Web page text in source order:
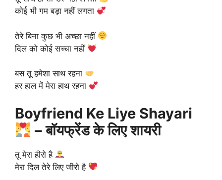
कोई भी गम बड़ा नहीं लगता
तेरे बिना कुछ भी अच्छा नहीं
दिल को कोई सच्चा नहीं
बस तू हमेशा साथ रहना
हर हाल में मेरा हाथ रहना
Boyfriend Ke Liye Shayari
– बॉयफ्रेंड के लिए शायरी
तू मेरा हीरो है
मेरा दिल तेरे लिए जीरो है